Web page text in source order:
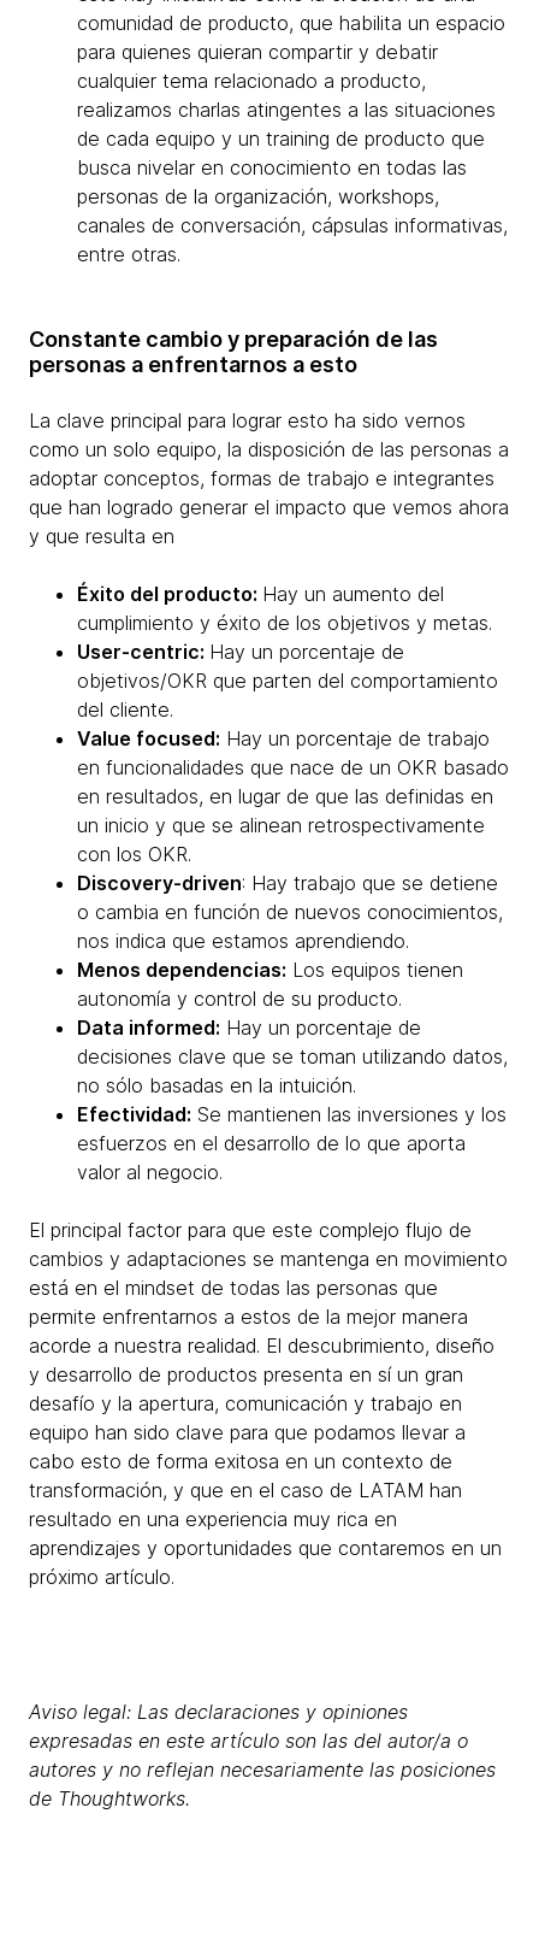
comunidad de producto, que habilita un espacio
para quienes quieran compartir y debatir
cualquier tema relacionado a producto,
realizamos charlas atingentes a las situaciones
de cada equipo y un training de producto que
busca nivelar en conocimiento en todas las
personas de la organización, workshops,
canales de conversación, cápsulas informativas,
entre otras.
Constante cambio y preparación de las
personas a enfrentarnos a esto
La clave principal para lograr esto ha sido vernos
como un solo equipo, la disposición de las personas a
adoptar conceptos, formas de trabajo e integrantes
que han logrado generar el impacto que vemos ahora
y que resulta en
Éxito del producto: Hay un aumento del
cumplimiento y éxito de los objetivos y metas.
User-centric: Hay un porcentaje de
objetivos/OKR que parten del comportamiento
del cliente.
Value focused: Hay un porcentaje de trabajo
en funcionalidades que nace de un OKR basado
en resultados, en lugar de que las definidas en
un inicio y que se alinean retrospectivamente
con los OKR.
Discovery-driven: Hay trabajo que se detiene
o cambia en función de nuevos conocimientos,
nos indica que estamos aprendiendo.
Menos dependencias: Los equipos tienen
autonomía y control de su producto.
Data informed: Hay un porcentaje de
decisiones clave que se toman utilizando datos,
no sólo basadas en la intuición.
Efectividad: Se mantienen las inversiones y los
esfuerzos en el desarrollo de lo que aporta
valor al negocio.
El principal factor para que este complejo flujo de
cambios y adaptaciones se mantenga en movimiento
está en el mindset de todas las personas que
permite enfrentarnos a estos de la mejor manera
acorde a nuestra realidad. El descubrimiento, diseño
y desarrollo de productos presenta en sí un gran
desafío y la apertura, comunicación y trabajo en
equipo han sido clave para que podamos llevar a
cabo esto de forma exitosa en un contexto de
transformación, y que en el caso de LATAM han
resultado en una experiencia muy rica en
aprendizajes y oportunidades que contaremos en un
próximo artículo.
Aviso legal: Las declaraciones y opiniones
expresadas en este artículo son las del autor/a o
autores y no reflejan necesariamente las posiciones
de Thoughtworks.